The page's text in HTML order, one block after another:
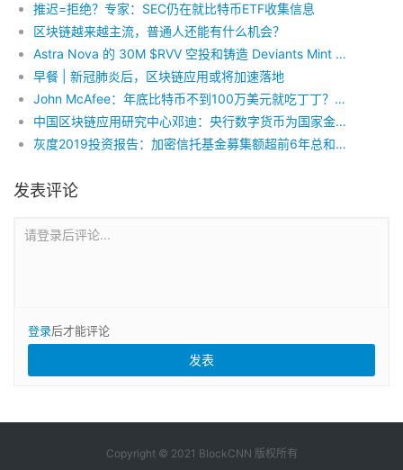
推迟=拒绝？专家：SEC仍在就比特币ETF收集信息
区块链越来越主流，普通人还能有什么机会？
Astra Nova 的 30M $RVV 空投和铸造 Deviants Mint Pass之完整指南
早餐 | 新冠肺炎后，区块链应用或将加速落地
John McAfee：年底比特币不到100万美元就吃丁丁？那是逗你玩！
中国区块链应用研究中心邓迪：央行数字货币为国家金融安全保驾护航
灰度2019投资报告：加密信托基金募集额超前6年总和，历史累计投资额超11亿美元
发表评论
请登录后评论...
登录后才能评论
Copyright © 2021 BlockCNN 版权所有